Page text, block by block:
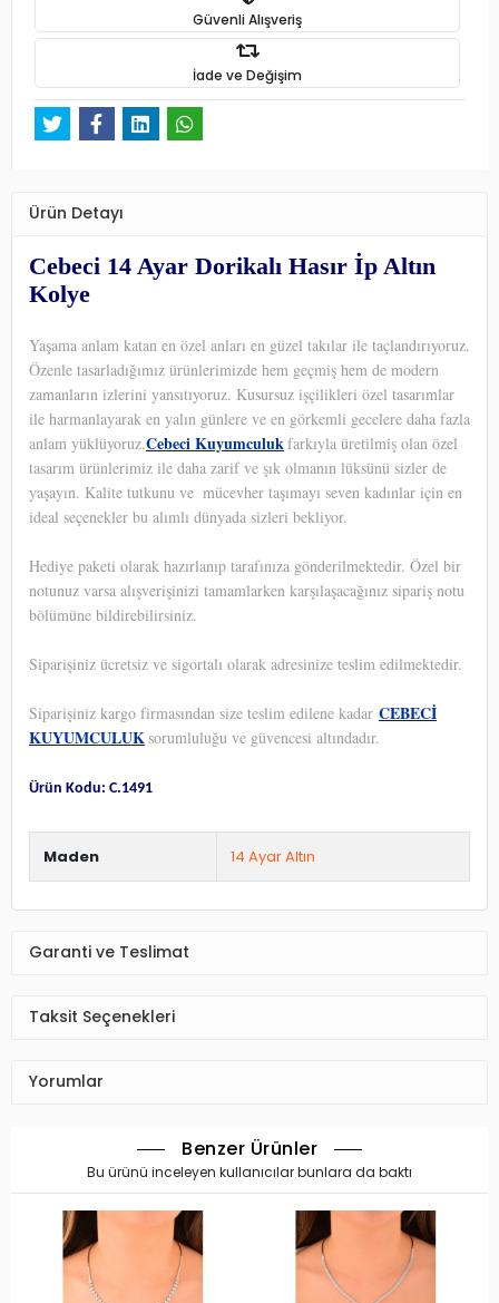
Güvenli Alışveriş
İade ve Değişim
Ürün Detayı
Cebeci 14 Ayar Dorikalı Hasır İp Altın
Kolye
Yaşama anlam katan en özel anları en güzel takılar ile taçlandırıyoruz.
Özenle tasarladığımız ürünlerimizde hem geçmiş hem de modern
zamanların izlerini yansıtıyoruz. Kusursuz işçilikleri özel tasarımlar
ile harmanlayarak en yalın günlere ve en görkemli gecelere daha fazla
anlam yüklüyoruz.Cebeci Kuyumculukfarkıyla üretilmiş olan özel
tasarım ürünlerimiz ile daha zarif ve şık olmanın lüksünü sizler de
yaşayın. Kalite tutkunu ve mücevher taşımayı seven kadınlar için en
ideal seçenekler bu alımlı dünyada sizleri bekliyor.
Hediye paketi olarak hazırlanıp tarafınıza gönderilmektedir. Özel bir
notunuz varsa alışverişinizi tamamlarken karşılaşacağınız sipariş notu
bölümüne bildirebilirsiniz.
Siparişiniz ücretsiz ve sigortalı olarak adresinize teslim edilmektedir.
Siparişiniz kargo firmasından size teslim edilene kadar CEBECİ
KUYUMCULUKsorumluluğu ve güvencesi altındadır.
Ürün Kodu: C.1491
Maden 14 Ayar Altın
Garanti ve Teslimat
Taksit Seçenekleri
Yorumlar
Benzer Ürünler
Bu ürünü inceleyen kullanıcılar bunlara da baktı